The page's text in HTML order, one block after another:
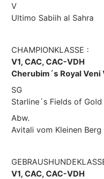
V
Ultimo Sabiih al Sahra
CHAMPIONKLASSE :
V1, CAC, CAC-VDH
Cherubim´s Royal Veni
SG
Starline´s Fields of Gold
Abw.
Avitali vom Kleinen Berg
V1, CAC, CAC-VDH